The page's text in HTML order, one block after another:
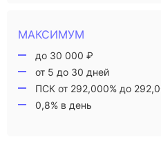
МАКСИМУМ
до 30 000 ₽
от 5 до 30 дней
ПСК от 292,000% до
0,8% в день